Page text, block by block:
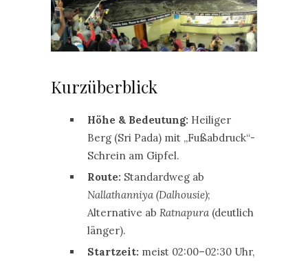
Kurzüberblick
Höhe & Bedeutung: Heiliger
Berg (Sri Pada) mit „Fußabdruck“-
Schrein am Gipfel.
Route: Standardweg ab
Nallathanniya (Dalhousie);
Alternative ab Ratnapura(deutlich
länger).
Startzeit: meist 02:00–02:30 Uhr,